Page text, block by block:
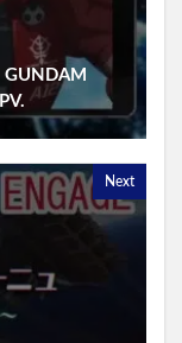
GUNDAM
Next